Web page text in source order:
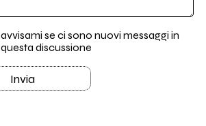
avvisami se ci sono nuovi messaggi in
questa discussione
Invia